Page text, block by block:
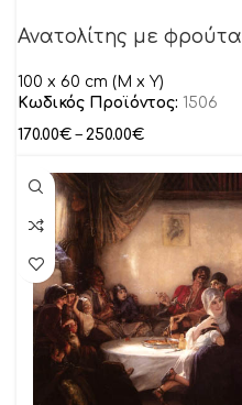
Ανατολίτης με φρούτα
100 x 60 cm (M x Y)
Κωδικός Προϊόντος: 1506
170.00€ – 250.00€